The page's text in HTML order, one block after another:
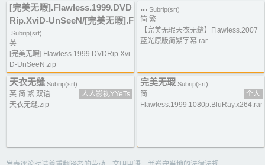
[完美无暇].Flawless.1999.DVD
Rip.XviD-UnSeeN/[完美无暇].F
Subrip(srt)
英
[完美无暇].Flawless.1999.DVDRip.Xvi
D-UnSeeN.zip
... Subrip(srt)
简 繁
【完美无瑕天衣无缝】Flawless.2007
蓝光原版简繁字幕.rar
天衣无缝 Subrip(srt)
英 简 繁 双语
人人影视YYeTs
天衣无缝.zip
完美无瑕 Subrip(srt)
简
个人
Flawless.1999.1080p.BluRay.x264.rar